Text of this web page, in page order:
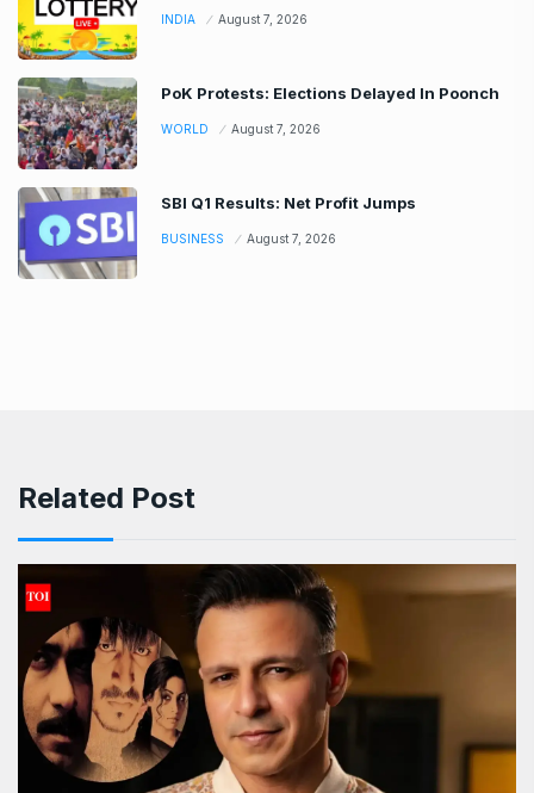
INDIA August 7, 2026
PoK Protests: Elections Delayed In Poonch
WORLD August 7, 2026
SBI Q1 Results: Net Profit Jumps
BUSINESS August 7, 2026
Related Post